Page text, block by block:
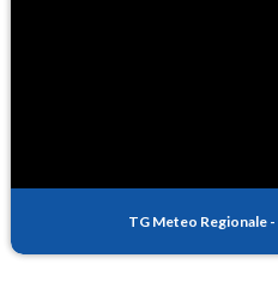
TG Meteo Regionale -